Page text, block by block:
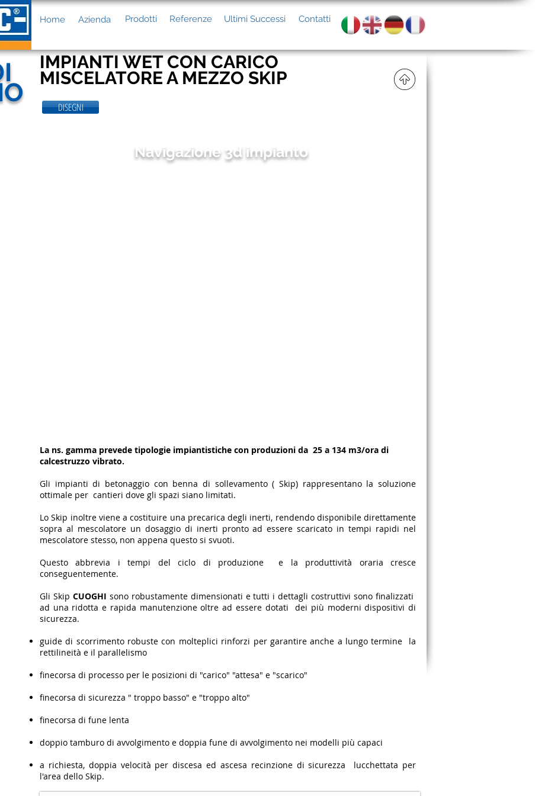
La ns. gamma prevede tipologie impiantistiche con produzioni da 25 a 134 m3/ora di
calcestruzzo vibrato.
Gli impianti di betonaggio con benna di sollevamento ( Skip) rappresentano la soluzione
ottimale per cantieri dove gli spazi siano limitati.
Lo Skip inoltre viene a costituire una precarica degli inerti, rendendo disponibile direttamente
sopra al mescolatore un dosaggio di inerti pronto ad essere scaricato in tempi rapidi nel
mescolatore stesso, non appena questo si svuoti.
Questo abbrevia i tempi del ciclo di produzione e la produttività oraria cresce
conseguentemente.
Gli Skip CUOGHI sono robustamente dimensionati e tutti i dettagli costruttivi sono finalizzati
ad una ridotta e rapida manutenzione oltre ad essere dotati dei più moderni dispositivi di
sicurezza.
guide di scorrimento robuste con molteplici rinforzi per garantire anche a lungo termine la
rettilineità e il parallelismo
finecorsa di processo per le posizioni di "carico" "attesa" e "scarico"
finecorsa di sicurezza " troppo basso" e "troppo alto"
finecorsa di fune lenta
doppio tamburo di avvolgimento e doppia fune di avvolgimento nei modelli più capaci
a richiesta, doppia velocità per discesa ed ascesa recinzione di sicurezza lucchettata per
l'area dello Skip.
IMPIANTI WET CON CARICO
MISCELATORE A MEZZO SKIP
DISEGNI
Home Azienda Prodotti Referenze Ultimi Successi Contatti
Navigazione 3d impianto